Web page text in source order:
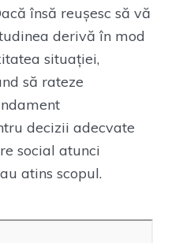
însă reușesc să vă
derivă în mod
situației,
să rateze
decizii adecvate
social atunci
atins scopul.